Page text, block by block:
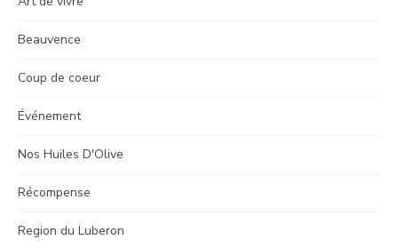
Beauvence
Coup de coeur
Événement
Nos Huiles D'Olive
Récompense
Region du Luberon